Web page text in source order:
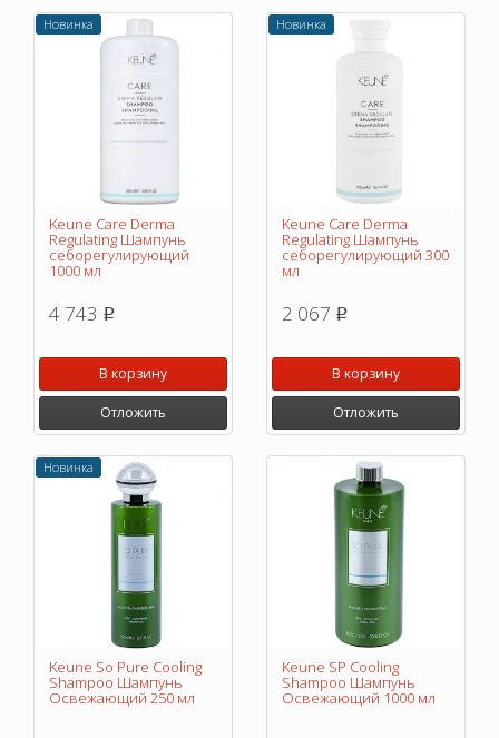
Новинка
Keune Care Derma
Regulating Шампунь
себорегулирующий
1000 мл
4 743 p
В корзину
Отложить
Новинка
Keune Care Derma
Regulating Шампунь
себорегулирующий 300
мл
2 067 p
В корзину
Отложить
Новинка
Keune So Pure Cooling
Shampoo Шампунь
Освежающий 250 мл
Keune SP Cooling
Shampoo Шампунь
Освежающий 1000 мл